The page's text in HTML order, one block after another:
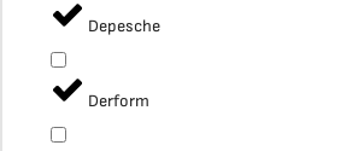
Depesche
Derform